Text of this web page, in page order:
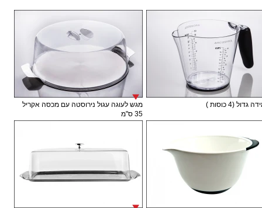
(4 כוסות )
מגש לעוגה עגול נירוסטה עם מכסה אקריל
35 ס"מ